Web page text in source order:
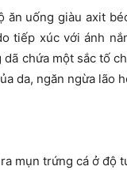
ăn uống giàu axit
tiếp xúc với ánh
chứa một sắc tố
da, ngăn ngừa lão
mụn trứng cá ở độ